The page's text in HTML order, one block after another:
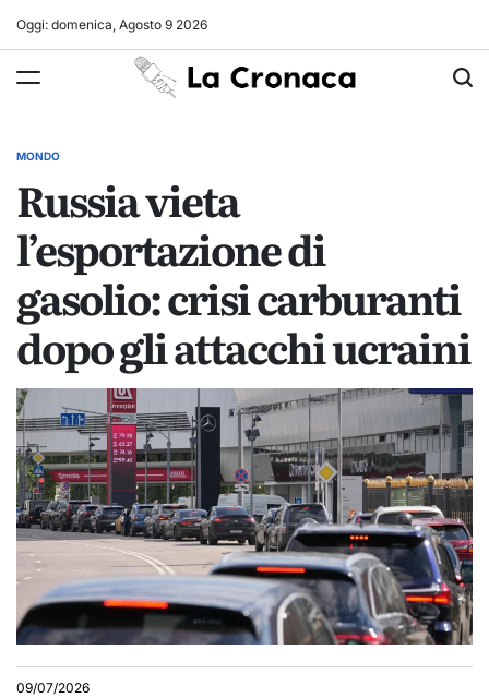
Oggi: domenica, Agosto 9 2026
La
Cronaca
POSTED
MONDO
Russia vieta
l’esportazione di
gasolio: crisi carburanti
dopo gli attacchi ucraini
09/07/2026